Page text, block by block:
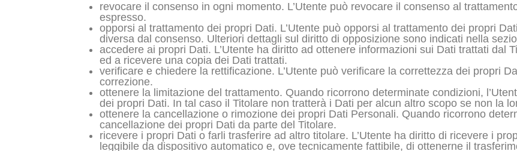
revocare il consenso in ogni momento. L’Utente può revocare il consenso al
espresso.
opporsi al trattamento dei propri Dati. L’Utente può opporsi al trattamento dei propri
diversa dal consenso. Ulteriori dettagli sul diritto di opposizione sono indicati nella
accedere ai propri Dati. L’Utente ha diritto ad ottenere informazioni sui Dati trattati dal
ed a ricevere una copia dei Dati trattati.
verificare e chiedere la rettificazione. L’Utente può verificare la correttezza dei propri
correzione.
ottenere la limitazione del trattamento. Quando ricorrono determinate condizioni,
dei propri Dati. In tal caso il Titolare non tratterà i Dati per alcun altro scopo se non la
ottenere la cancellazione o rimozione dei propri Dati Personali. Quando ricorrono
cancellazione dei propri Dati da parte del Titolare.
ricevere i propri Dati o farli trasferire ad altro titolare. L’Utente ha diritto di ricevere i
leggibile da dispositivo automatico e, ove tecnicamente fattibile, di ottenerne il